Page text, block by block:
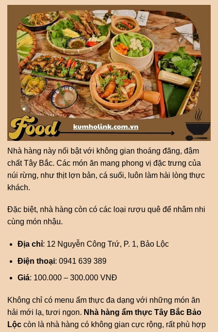
Nhà hàng này nổi bật với không gian thoáng đãng, đậm
chất Tây Bắc. Các món ăn mang phong vị đặc trưng của
núi rừng, như thịt lợn bản, cá suối, luôn làm hài lòng thực
khách.
Đặc biệt, nhà hàng còn có các loại rượu quê để nhâm nhi
cùng món nhậu.
Địa chỉ: 12 Nguyễn Công Trứ, P. 1, Bảo Lộc
Điện thoại: 0941 639 389
Giá: 100.000 – 300.000 VNĐ
Không chỉ có menu ẩm thực đa dạng với những món ăn
hải mới lạ, tươi ngon. Nhà hàng ẩm thực Tây Bắc Bảo
Lộc còn là nhà hàng có không gian cực rộng, rất phù hợp